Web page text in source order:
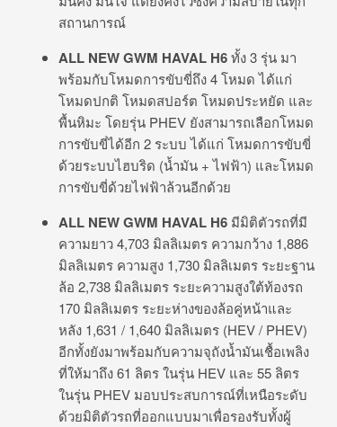
สถานการณ์
ALL NEW GWM HAVAL H6ทั้ง 3 รุ่น มา
พร้อมกับโหมดการขับขี่ถึง 4 โหมด ได้แก่
โหมดปกติ โหมดสปอร์ต โหมดประหยัด และ
พื้นหิมะ โดยรุ่น PHEV ยังสามารถเลือกโหมด
การขับขี่ได้อีก 2 ระบบ ได้แก่ โหมดการขับขี่
ด้วยระบบไฮบริด (น้ำมัน + ไฟฟ้า) และโหมด
การขับขี่ด้วยไฟฟ้าล้วนอีกด้วย
ALL NEW GWM HAVAL H6 มีมิติตัวรถที่มี
ความยาว 4,703 มิลลิเมตร ความกว้าง 1,886
มิลลิเมตร ความสูง 1,730 มิลลิเมตร ระยะฐาน
ล้อ 2,738 มิลลิเมตร ระยะความสูงใต้ท้องรถ
170 มิลลิเมตร ระยะห่างของล้อคู่หน้าและ
หลัง 1,631 / 1,640 มิลลิเมตร (HEV / PHEV)
อีกทั้งยังมาพร้อมกับความจุถังน้ำมันเชื้อเพลิง
ที่ให้มาถึง 61 ลิตร ในรุ่น HEV และ 55 ลิตร
ในรุ่น PHEV มอบประสบการณ์ที่เหนือระดับ
ด้วยมิติตัวรถที่ออกแบบมาเพื่อรองรับทั้งผู้